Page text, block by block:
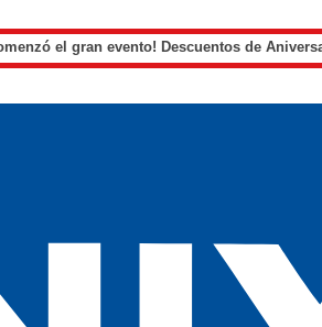
el gran evento! Descuentos de